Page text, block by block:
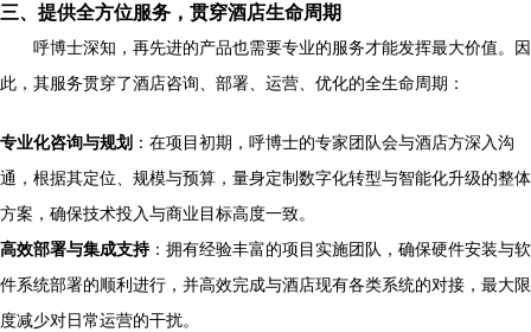
三、提供全方位服务，贯穿酒店生命周期
呼博士深知，再先进的产品也需要专业的服务才能发挥最大价值。因
此，其服务贯穿了酒店咨询、部署、运营、优化的全生命周期：
专业化咨询与规划 ：在项目初期，呼博士的专家团队会与酒店方深入沟
通，根据其定位、规模与预算，量身定制数字化转型与智能化升级的整体
方案，确保技术投入与商业目标高度一致。
高效部署与集成支持：拥有经验丰富的项目实施团队，确保硬件安装与软
件系统部署的顺利进行，并高效完成与酒店现有各类系统的对接，最大限
度减少对日常运营的干扰。